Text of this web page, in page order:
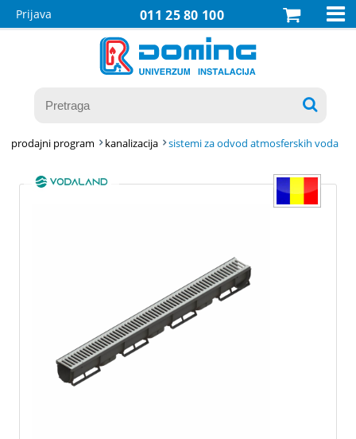
011 25 80 100
Prijava 

prodajni program kanalizacija sistemi za odvod atmosferskih voda